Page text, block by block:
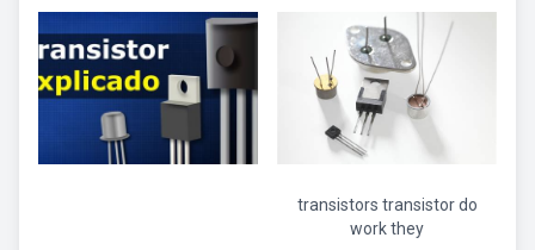
transistors transistor do
work they